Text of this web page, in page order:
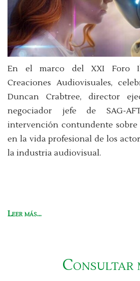
En el marco del XXI Foro
Creaciones Audiovisuales,
Duncan Crabtree, director
negociador jefe de SAG-
intervención contundente
en la vida profesional de los
la industria audiovisual.
Leer más...
Consultar